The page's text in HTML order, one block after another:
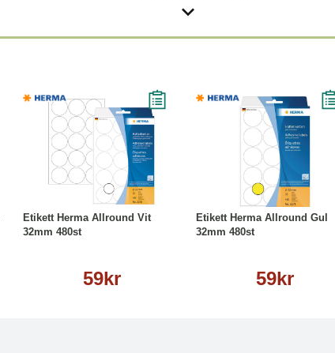
Etikett Herma Allround Vit
32mm 480st
59kr
Köp Läs mer
Etikett Herma Allround Gul
32mm 480st
59kr
Köp Läs mer